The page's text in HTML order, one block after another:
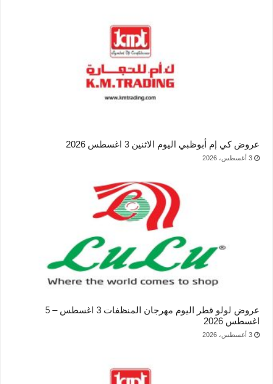
عروض كي إم أبوظبي اليوم الاثنين 3 اغسطس 2026
3 أغسطس، 2026
عروض لولو قطر اليوم مهرجان المنظفات 3 اغسطس – 5
اغسطس 2026
3 أغسطس، 2026